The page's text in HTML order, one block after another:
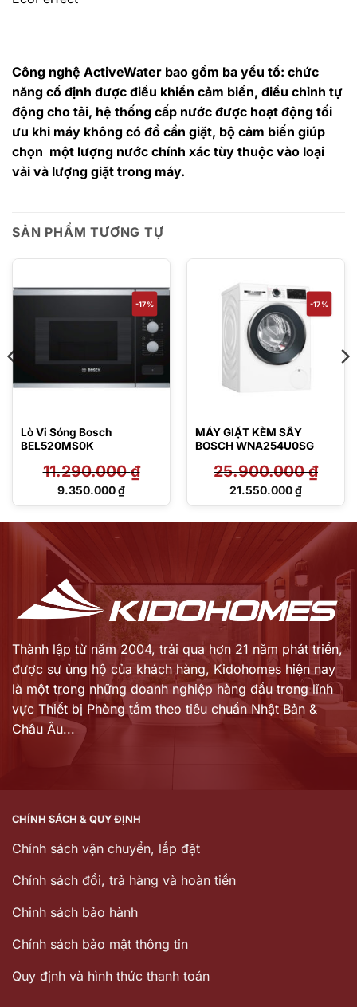
Công nghệ ActiveWater bao gồm ba yếu tố: chức
năng cố định được điều khiển cảm biến, điều chỉnh tự
động cho tải, hệ thống cấp nước được hoạt động tối
ưu khi máy không có đồ cần giặt, bộ cảm biến giúp
chọn một lượng nước chính xác tùy thuộc vào loại
vải và lượng giặt trong máy.
SẢN PHẨM TƯƠNG TỰ
-17%
Lò Vi Sóng Bosch
BEL520MS0K
11.290.000₫
Giá
9.350.000₫
Giá
-17%
MÁY GIẶT KÈM SẤY
BOSCH WNA254U0SG
25.900.000₫
Giá
25.900.000 ₫.
21.550.000₫
Giá
21.550.000 ₫.
Thành lập từ năm 2004, trải qua hơn 21 năm phát triển,
được sự ủng hộ của khách hàng, Kidohomes hiện nay
là một trong những doanh nghiệp hàng đầu trong lĩnh
vực Thiết bị Phòng tắm theo tiêu chuẩn Nhật Bản &
Châu Âu...
CHÍNH SÁCH & QUY ĐỊNH
Chính sách vận chuyển, lắp đặt
Chính sách đổi, trả hàng và hoàn tiền
Chinh sách bảo hành
Chính sách bảo mật thông tin
Quy định và hình thức thanh toán